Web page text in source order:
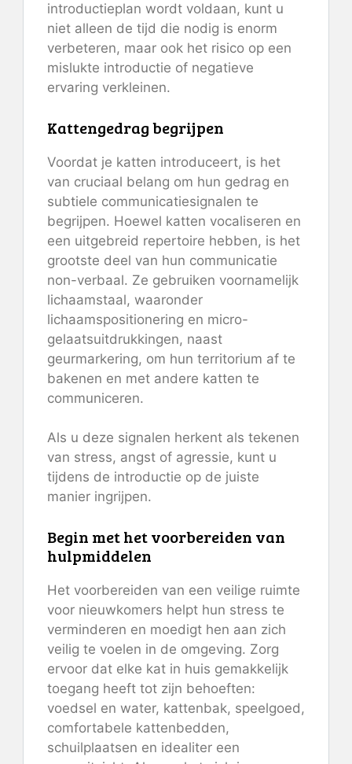
introductieplan wordt voldaan, kunt u
niet alleen de tijd die nodig is enorm
verbeteren, maar ook het risico op een
mislukte introductie of negatieve
ervaring verkleinen.
Kattengedrag begrijpen
Voordat je katten introduceert, is het
van cruciaal belang om hun gedrag en
subtiele communicatiesignalen te
begrijpen. Hoewel katten vocaliseren en
een uitgebreid repertoire hebben, is het
grootste deel van hun communicatie
non-verbaal. Ze gebruiken voornamelijk
lichaamstaal, waaronder
lichaamspositionering en micro-
gelaatsuitdrukkingen, naast
geurmarkering, om hun territorium af te
bakenen en met andere katten te
communiceren.
Als u deze signalen herkent als tekenen
van stress, angst of agressie, kunt u
tijdens de introductie op de juiste
manier ingrijpen.
Begin met het voorbereiden van
hulpmiddelen
Het voorbereiden van een veilige ruimte
voor nieuwkomers helpt hun stress te
verminderen en moedigt hen aan zich
veilig te voelen in de omgeving. Zorg
ervoor dat elke kat in huis gemakkelijk
toegang heeft tot zijn behoeften:
voedsel en water, kattenbak, speelgoed,
comfortabele kattenbedden,
schuilplaatsen en idealiter een